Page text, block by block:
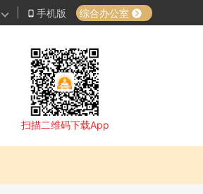
手机版 综合办公室
扫描二维码下载App